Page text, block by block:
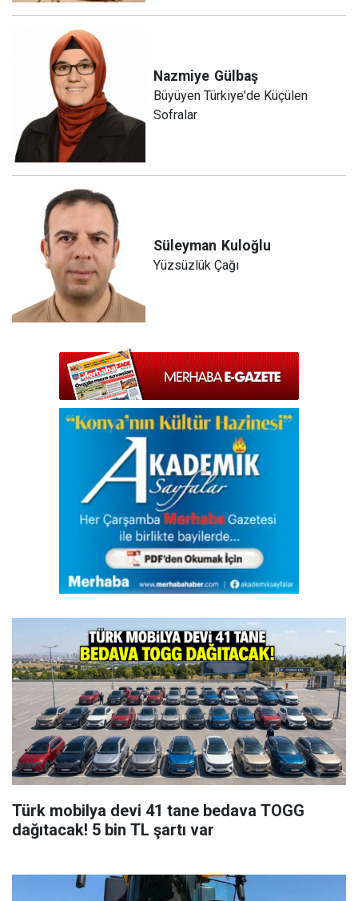
Nazmiye Gülbaş
Büyüyen Türkiye'de Küçülen
Sofralar
Süleyman Kuloğlu
Yüzsüzlük Çağı
Türk mobilya devi 41 tane bedava TOGG
dağıtacak! 5 bin TL şartı var